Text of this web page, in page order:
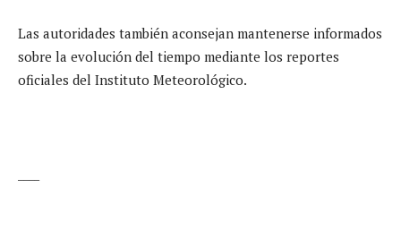
Las autoridades también aconsejan mantenerse informados
sobre la evolución del tiempo mediante los reportes
oficiales del Instituto Meteorológico.